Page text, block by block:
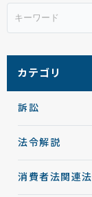
カテゴリ
訴訟
法令解説
消費者法関連法